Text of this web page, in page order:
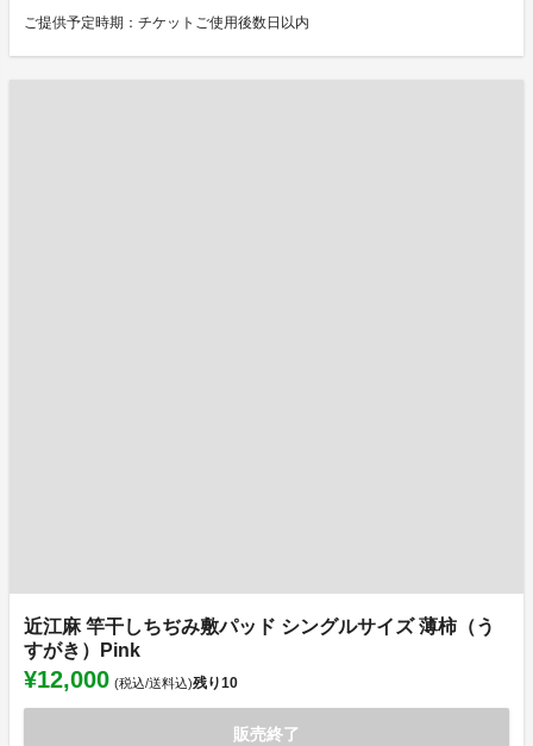
ご提供予定時期：チケットご使用後数日以内
近江麻 竿干しちぢみ敷パッド シングルサイズ 薄柿（う
すがき）Pink
¥12,000 (税込/送料込)残り10
販売終了